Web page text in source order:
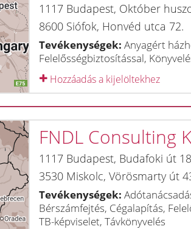
1117 Budapest, Október
8600 Siófok, Honvéd utca 72.
Tevékenységek: Anyagért
Felelősségbiztosítással,
Hozzáadás a kijelöltekhez
FNDL Consulting
1117 Budapest, Budafoki út
3530 Miskolc, Vörösmarty út
Tevékenységek:
Bérszámfejtés, Cégalapítás,
TB-képviselet, Távkönyvelés